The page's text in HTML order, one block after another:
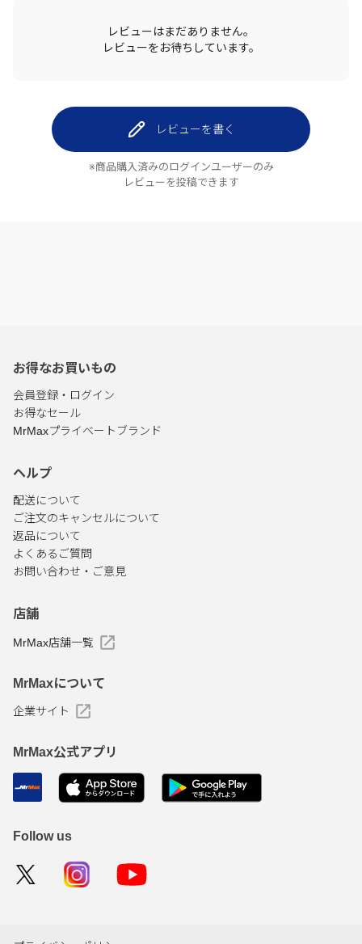
レビューはまだありません。
レビューをお待ちしています。
レビューを書く
※商品購入済みのログインユーザーのみ
レビューを投稿できます
お得なお買いもの
会員登録・ログイン
お得なセール
MrMaxプライベートブランド
ヘルプ
配送について
ご注文のキャンセルについて
返品について
よくあるご質問
お問い合わせ・ご意見
店舗
MrMax店舗一覧
MrMaxについて
企業サイト
MrMax公式アプリ
Follow us